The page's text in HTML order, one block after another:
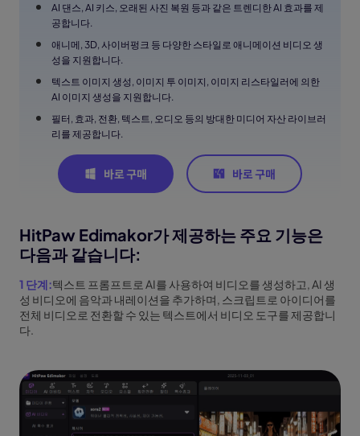
AI 댄스, AI 키스, 오래된 사진 복원 등과 같은 트렌디한 AI 효과를 제
공합니다.
애니메, 3D, 사이버펑크 등 다양한 스타일로 애니메이션 비디오 생
성을 지원합니다.
텍스트 이미지 생성, 이미지 투 이미지, 이미지 리스타일러에 의한
AI 이미지 생성을 지원합니다.
필터, 효과, 전환, 텍스트, 오디오 등의 방대한 미디어 자산 라이브러
리를 제공합니다.
HitPaw Edimakor가 제공하는 주요 기능은
다음과 같습니다:
1 단계:텍스트 프롬프트로 AI를 사용하여 비디오를 생성하고, AI 생
성 비디오에 음악과 내레이션을 추가하며, 스크립트로 아이디어를
전체 비디오로 전환할 수 있는 텍스트에서 비디오 도구를 제공합니
다.